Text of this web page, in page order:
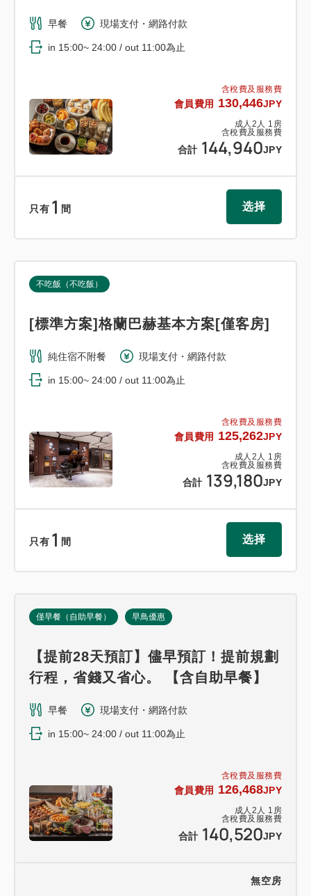
含稅費及服務費
會員費用 130,446JPY
成人 2 人 1 房
含稅費及服務費
合計 144,940JPY
早餐 現場支付・網路付款
in 15:00~ 24:00 / out 11:00為止
只有 1 間 选择
含稅費及服務費
會員費用 125,262JPY
成人 2 人 1 房
含稅費及服務費
合計 139,180JPY
不吃飯（不吃飯）
[標準方案]格蘭巴赫基本方案[僅客房]
純住宿不附餐 現場支付・網路付款
in 15:00~ 24:00 / out 11:00為止
只有 1 間 选择
含稅費及服務費
會員費用 126,468JPY
成人 2 人 1 房
含稅費及服務費
合計 140,520JPY
僅早餐（自助早餐） 早鳥優惠
【提前28天預訂】儘早預訂！提前規劃
行程，省錢又省心。 【含自助早餐】
早餐 現場支付・網路付款
in 15:00~ 24:00 / out 11:00為止
無空房